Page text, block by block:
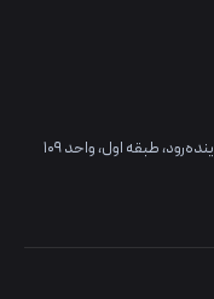
طبقه اول، واحد ۱۰۹